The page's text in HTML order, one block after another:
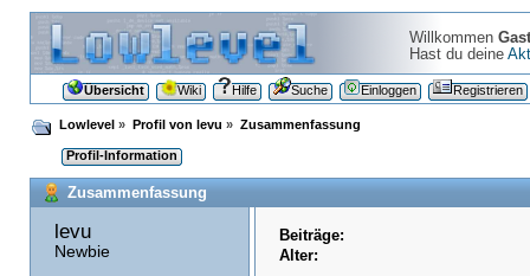
Willkommen Gast
Hast du deine
Übersicht Wiki Hilfe Suche Einloggen Registrieren
Lowlevel » Profil von levu » Zusammenfassung
Profil-Information
Zusammenfassung
levu
Newbie
Beiträge:
Alter: